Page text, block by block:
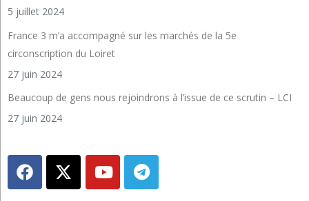
5 juillet 2024
France 3 m’a accompagné sur les marchés de la 5e
circonscription du Loiret
27 juin 2024
Beaucoup de gens nous rejoindrons à l’issue de ce scrutin – LCI
27 juin 2024